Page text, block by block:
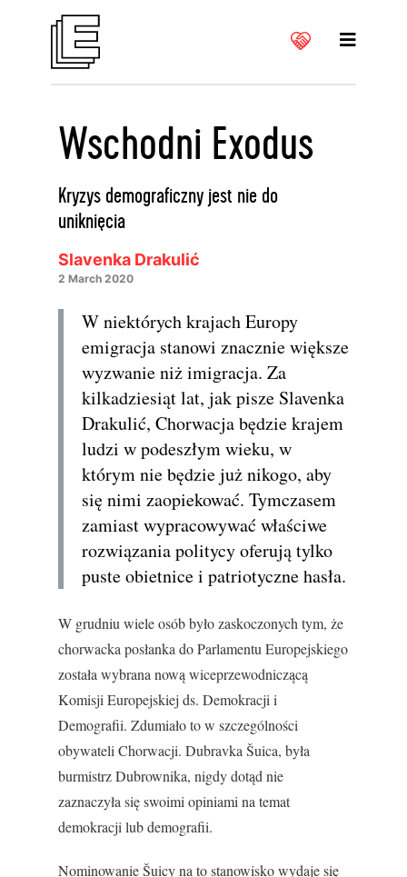
Wschodni Exodus
Kryzys demograficzny jest nie do
uniknięcia
Slavenka Drakulić
2 March 2020
W niektórych krajach Europy
emigracja stanowi znacznie większe
wyzwanie niż imigracja. Za
kilkadziesiąt lat, jak pisze Slavenka
Drakulić, Chorwacja będzie krajem
ludzi w podeszłym wieku, w
którym nie będzie już nikogo, aby
się nimi zaopiekować. Tymczasem
zamiast wypracowywać właściwe
rozwiązania politycy oferują tylko
puste obietnice i patriotyczne hasła.
W grudniu wiele osób było zaskoczonych tym, że
chorwacka posłanka do Parlamentu Europejskiego
została wybrana nową wiceprzewodniczącą
Komisji Europejskiej ds. Demokracji i
Demografii. Zdumiało to w szczególności
obywateli Chorwacji. Dubravka Šuica, była
burmistrz Dubrownika, nigdy dotąd nie
zaznaczyła się swoimi opiniami na temat
demokracji lub demografii.
Nominowanie Šuicy na to stanowisko wydaje się